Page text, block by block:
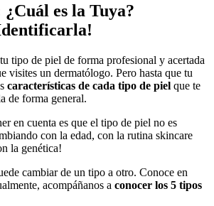
es la Tuya?
tipo de piel de forma profesional y acertada
visites un dermatólogo. Pero hasta que tu
características de cada tipo de piel que te
de forma general.
en cuenta es que el tipo de piel no es
con la edad, con la rutina skincare
la genética!
cambiar de un tipo a otro. Conoce en
acompáñanos a conocer los 5 tipos